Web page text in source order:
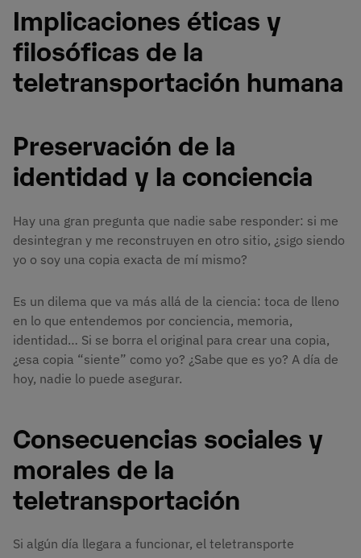
Implicaciones éticas y
filosóficas de la
teletransportación humana
Preservación de la
identidad y la conciencia
Hay una gran pregunta que nadie sabe responder: si me
desintegran y me reconstruyen en otro sitio, ¿sigo siendo
yo o soy una copia exacta de mí mismo?
Es un dilema que va más allá de la ciencia: toca de lleno
en lo que entendemos por conciencia, memoria,
identidad… Si se borra el original para crear una copia,
¿esa copia “siente” como yo? ¿Sabe que es yo? A día de
hoy, nadie lo puede asegurar.
Consecuencias sociales y
morales de la
teletransportación
Si algún día llegara a funcionar, el teletransporte